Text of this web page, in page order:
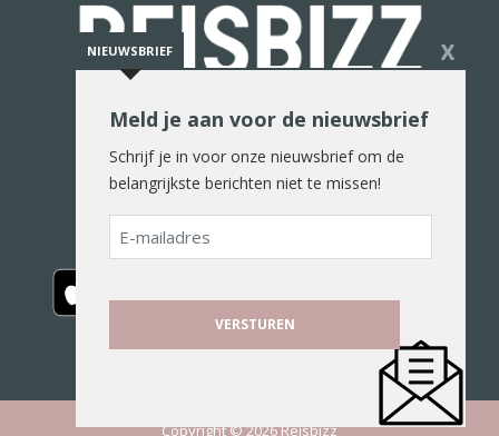
De reiswereld in woord en beeld
Copyright © 2026 Reisbizz
NIEUWSBRIEF X
Meld je aan voor de nieuwsbrief
Schrijf je in voor onze nieuwsbrief om de
belangrijkste berichten niet te missen!
E-
mailadres